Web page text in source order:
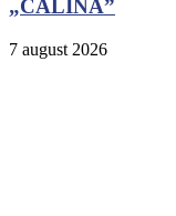
„CĂLINA”
7 august 2026